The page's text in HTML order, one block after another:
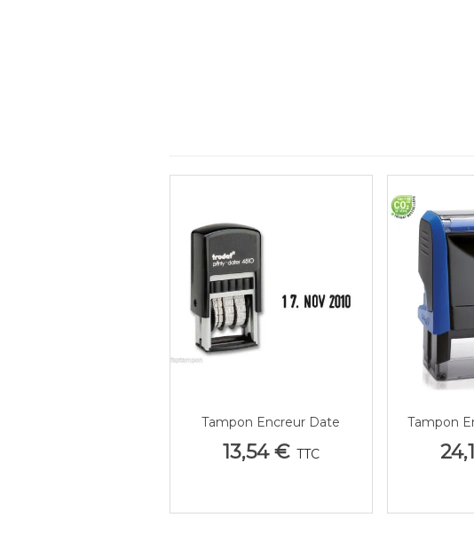
Afficher Plus
Tampon Encreur Date
13,54 € TTC
Tampon